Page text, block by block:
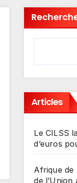
Articles
Le CILSS
d’euros
Afrique de
de